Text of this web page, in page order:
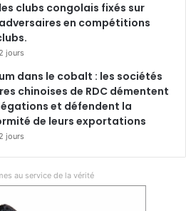
les clubs congolais fixés sur
en compétitions
jours
dans le cobalt : les sociétés
chinoises de RDC démentent
et défendent la
de leurs exportations
jours
au service de la vérité